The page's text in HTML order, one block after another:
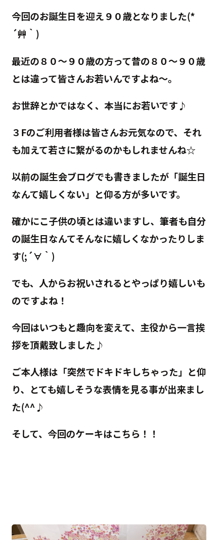
今回のお誕生日を迎え９０歳となりました(*
´艸｀)
最近の８０～９０歳の方って昔の８０～９０歳
とは違って皆さんお若いんですよね～。
お世辞とかではなく、本当にお若いです♪
３Fのご利用者様は皆さんお元気なので、それ
も加えて若さに繋がるのかもしれませんね☆
以前の誕生会ブログでも書きましたが「誕生日
なんて嬉しくない」と仰る方が多いです。
確かにこ子供の頃とは違いますし、筆者も自分
の誕生日なんてそんなに嬉しくなかったりしま
す(;´∀｀)
でも、人からお祝いされるとやっぱり嬉しいも
のですよね！
今回はいつもと趣向を変えて、主役から一言挨
拶を頂戴致しました♪
ご本人様は「突然でドキドキしちゃった」と仰
り、とても嬉しそうな表情を見る事が出来まし
た(^^♪
そして、今回のケーキはこちら！！